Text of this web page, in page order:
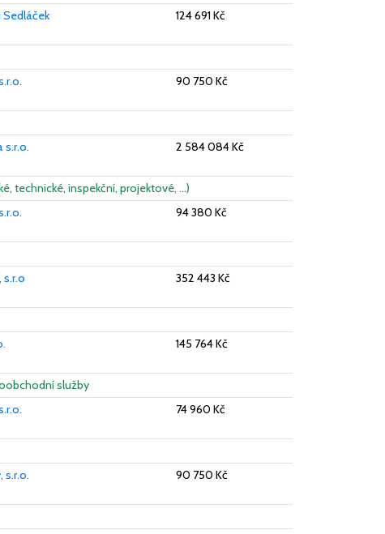
Sedláček 124 691 Kč
90 750 Kč
s.r.o. 2 584 084 Kč
technické, inspekční, projektové, …)
94 380 Kč
s.r.o 352 443 Kč
145 764 Kč
služby
74 960 Kč
s.r.o. 90 750 Kč